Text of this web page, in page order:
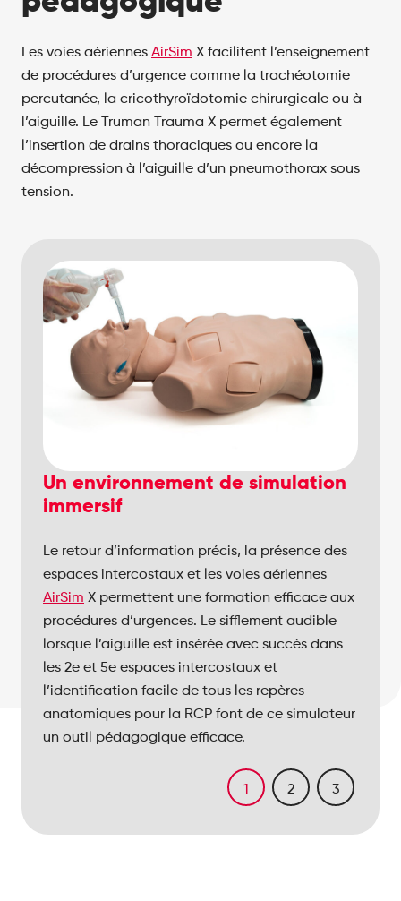
Les voies aériennes AirSim X facilitent l’enseignement
de procédures d’urgence comme la trachéotomie
percutanée, la cricothyroïdotomie chirurgicale ou à
l’aiguille. Le Truman Trauma X permet également
l’insertion de drains thoraciques ou encore la
décompression à l’aiguille d’un pneumothorax sous
tension.
Un environnement de simulation
immersif
Le retour d’information précis, la présence des
espaces intercostaux et les voies aériennes
AirSim X permettent une formation efficace aux
procédures d’urgences. Le sifflement audible
lorsque l’aiguille est insérée avec succès dans
les 2e et 5e espaces intercostaux et
l’identification facile de tous les repères
anatomiques pour la RCP font de ce simulateur
un outil pédagogique efficace.
La reproduction ultra-réaliste du larynx, les
points de repère anatomiques pour la RCP et
les nombreuses possibilités de cas cliniques
font de ce mannequin un outil d’enseignement
complet :
Insertion d’un drain thoracique
comprenant une incision chirurgicale, une
dissection franche, une perforation
Décompression à l’aiguille du
pneumothorax sous tension (2e et 5e
Il s’adresse à un large public – étudiants et
praticiens – dans différentes spécialités telles
que la médecine d’urgence, la chirurgie ou le
secourisme. Les voies aériennesAirSimX sont
certifiées pour pratiquer plus de 20 000 cycles
d’intubation et bénéficie d’une garantie de 5
ans.
1 2 3